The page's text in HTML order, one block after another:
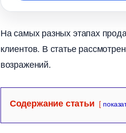
На самых разных этапах
клиентов. В статье
озражений.
Содержание статьи